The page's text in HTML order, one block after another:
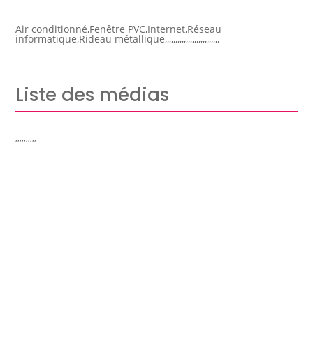
Air conditionné,Fenêtre PVC,Internet,Réseau
informatique,Rideau métallique,,,,,,,,,,,,,,,,,,,,,,,,,,
Liste des médias
,,,,,,,,,,